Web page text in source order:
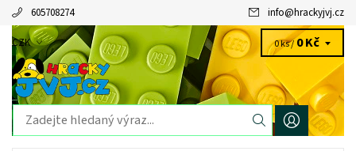
605708274 info@hrackyjvj.cz
CZK 0 ks /0 Kč